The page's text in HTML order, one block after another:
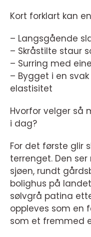
Kort forklart kan
– Langsgående
– Skråstilte staur
– Surring med
– Bygget i en
elastisitet
Hvorfor velger så
i dag?
For det første glir
terrenget. Den
sjøen, rundt
bolighus på
sølvgrå patina
oppleves som en
som et fremmed